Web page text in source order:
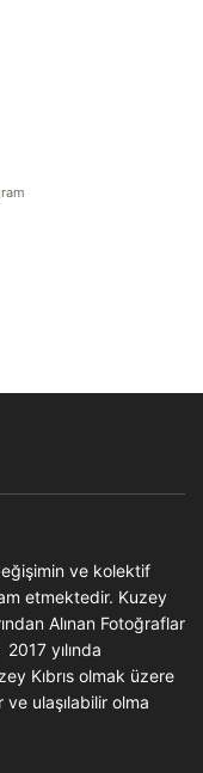
ve kolektif
etmektedir. Kuzey
Alınan Fotoğraflar
yılında
Kıbrıs olmak üzere
ulaşılabilir olma